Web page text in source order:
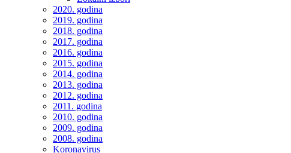
2020. godina
2019. godina
2018. godina
2017. godina
2016. godina
2015. godina
2014. godina
2013. godina
2012. godina
2011. godina
2010. godina
2009. godina
2008. godina
Koronavirus